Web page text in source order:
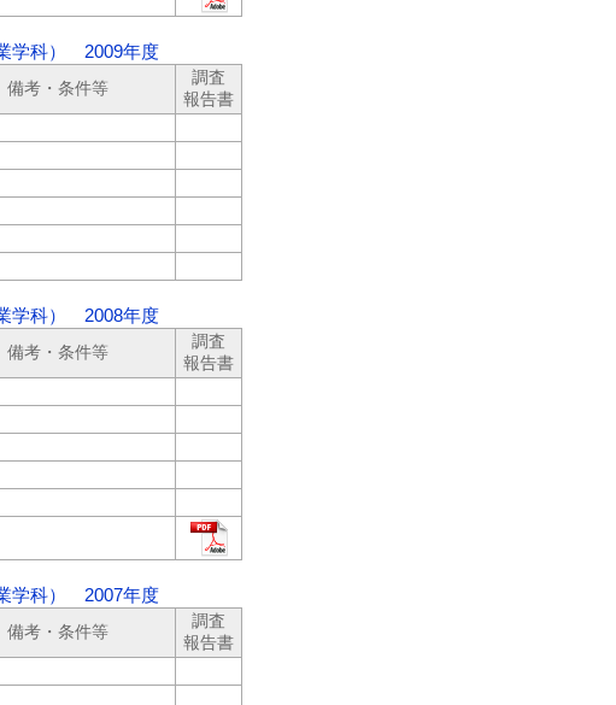
学科） 2009年度
備考・条件等
調査
報告書
学科） 2008年度
備考・条件等
調査
報告書
学科） 2007年度
備考・条件等
調査
報告書